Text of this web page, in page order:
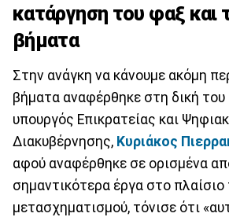
κατάργηση του φαξ και
βήματα
Στην ανάγκη να κάνουμε ακόμη
βήματα αναφέρθηκε στη δική του
υπουργός Επικρατείας και
Διακυβέρνησης, Κυριάκος
αφού αναφέρθηκε σε ορισμένα
σημαντικότερα έργα στο
μετασχηματισμού, τόνισε ότι